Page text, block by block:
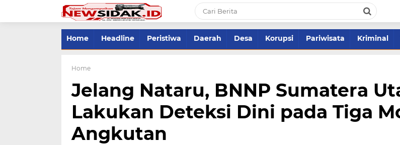
Home Headline Peristiwa Daerah Desa Korupsi Pariwisata Kriminal
Home
Jelang Nataru, BNNP Sumatera
Lakukan Deteksi Dini pada Tiga
Angkutan